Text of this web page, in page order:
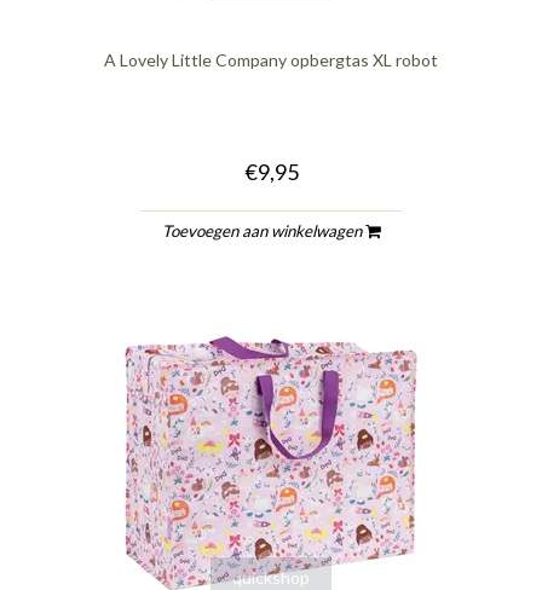
A Lovely Little Company opbergtas XL robot
€9,95
Toevoegen aan winkelwagen
quickshop